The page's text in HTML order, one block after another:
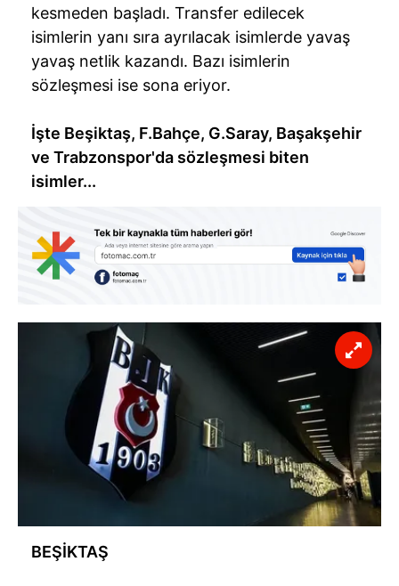
kesmeden başladı. Transfer edilecek
isimlerin yanı sıra ayrılacak isimlerde yavaş
yavaş netlik kazandı. Bazı isimlerin
sözleşmesi ise sona eriyor.
İşte Beşiktaş, F.Bahçe, G.Saray, Başakşehir
ve Trabzonspor'da sözleşmesi biten
isimler...
BEŞİKTAŞ